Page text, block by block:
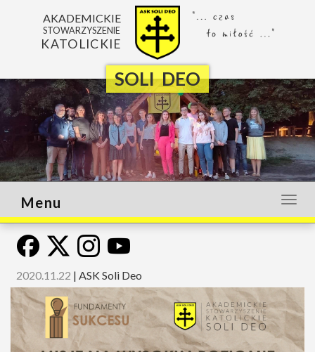
SOLI DEO
AKADEMICKIE
STOWARZYSZENIE
KATOLICKIE
lub
Menu
2020.11.22 | ASK Soli Deo